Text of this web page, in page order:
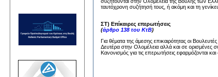
ταυτόχρονη συζήτησή τους, ή ακόμη και τη
ΣΤ) Επίκαιρες επερωτήσεις
(άρθρο 138 του ΚτΒ)
Για θέματα της άμεσης επικαιρότητας οι
Δευτέρα στην Ολομέλεια αλλά και σε ορισμένες
Κανονισμός για τις επερωτήσεις εφαρμόζονται